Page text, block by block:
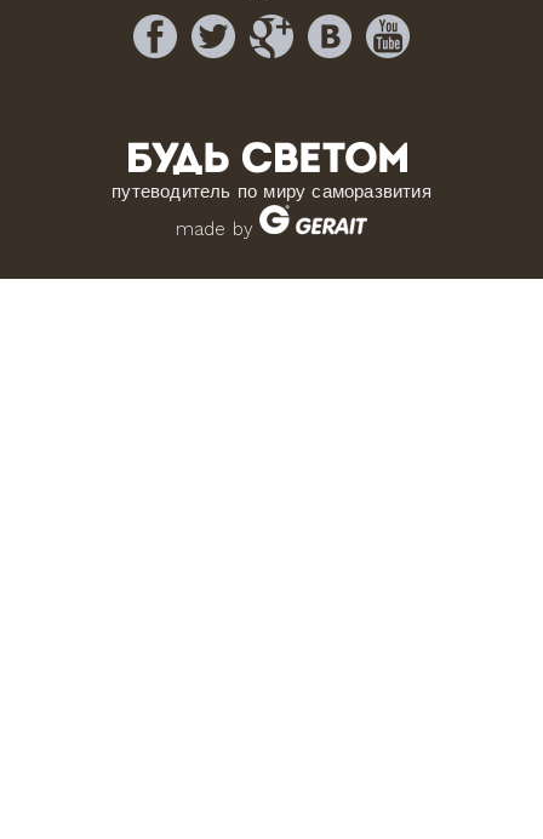
путеводитель по миру саморазвития
made by